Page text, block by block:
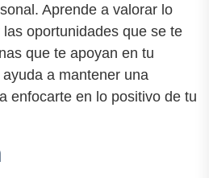
Aprende a valorar lo
oportunidades que se te
que te apoyan en tu
a mantener una
enfocarte en lo positivo de tu